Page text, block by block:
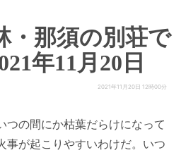
・那須の別荘で
年11月20日
2021年11月20日 12時00分
つの間にか枯葉だらけになって
事が起こりやすいわけだ。いつ